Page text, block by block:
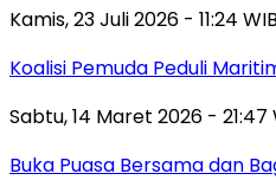
Kamis, 23 Juli 2026 - 11:24 WIB
Koalisi Pemuda Peduli
Sabtu, 14 Maret 2026 - 21:47
Buka Puasa Bersama dan